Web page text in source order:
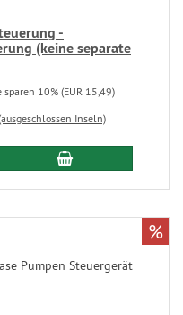
-
(keine separate
sparen 10% (EUR 15,49)
Inseln)
%